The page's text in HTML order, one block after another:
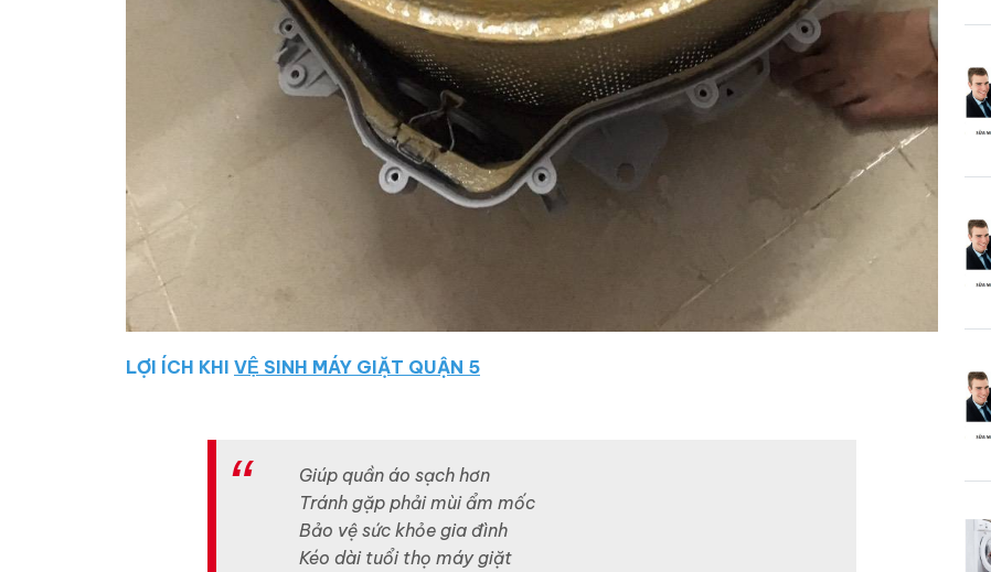
LỢI ÍCH KHI VỆ SINH MÁY GIẶT QUẬN 5
Giúp quần áo sạch hơn
Tránh gặp phải mùi ẩm mốc
Bảo vệ sức khỏe gia đình
Kéo dài tuổi thọ máy giặt